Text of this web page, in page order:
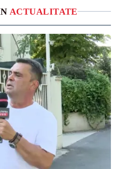
ACTUALITATE